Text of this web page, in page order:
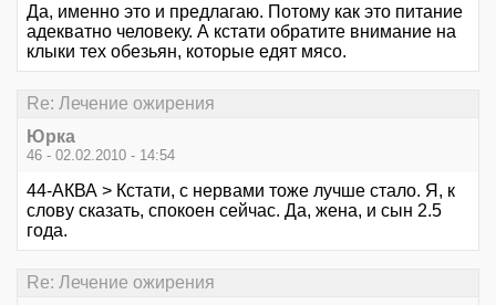
Да, именно это и предлагаю. Потому как это питание
адекватно человеку. А кстати обратите внимание на
клыки тех обезьян, которые едят мясо.
Re: Лечение ожирения
Юрка
46 - 02.02.2010 - 14:54
44-АКВА > Кстати, с нервами тоже лучше стало. Я, к
слову сказать, спокоен сейчас. Да, жена, и сын 2.5
года.
Re: Лечение ожирения